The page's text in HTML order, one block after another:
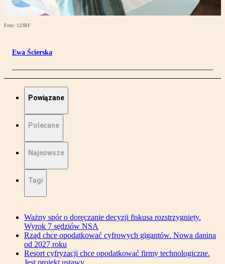
Foto: 123RF
Ewa Ścierska
Powiązane
Polecane
Najnowsze
Tagi
Ważny spór o doręczanie decyzji fiskusa rozstrzygnięty.
Wyrok 7 sędziów NSA
Rząd chce opodatkować cyfrowych gigantów. Nowa danina
od 2027 roku
Resort cyfryzacji chce opodatkować firmy technologiczne.
Jest projekt ustawy